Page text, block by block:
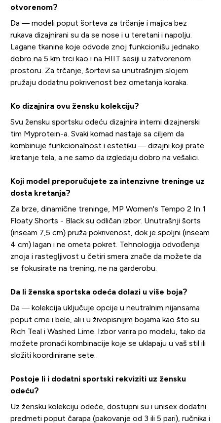
otvorenom?
Da — modeli poput šorteva za trčanje i majica bez
rukava dizajnirani su da se nose i u teretani i napolju.
Lagane tkanine koje odvode znoj funkcionišu jednako
dobro na 5 km trci kao i na HIIT sesiji u zatvorenom
prostoru. Za trčanje, šortevi sa unutrašnjim slojem
pružaju dodatnu pokrivenost bez ometanja koraka.
Ko dizajnira ovu žensku kolekciju?
Svu žensku sportsku odeću dizajnira interni dizajnerski
tim Myprotein-a. Svaki komad nastaje sa ciljem da
kombinuje funkcionalnost i estetiku — dizajni koji prate
kretanje tela, a ne samo da izgledaju dobro na vešalici.
Koji model preporučujete za intenzivne treninge uz
dosta kretanja?
Za brze, dinamične treninge, MP Women's Tempo 2 In 1
Floaty Shorts - Black su odličan izbor. Unutrašnji šorts
(inseam 7,5 cm) pruža pokrivenost, dok je spoljni (inseam
4 cm) lagan i ne ometa pokret. Tehnologija odvođenja
znoja i rastegljivost u četiri smera znače da možete da
se fokusirate na trening, ne na garderobu.
Da li ženska sportska odeća dolazi u više boja?
Da — kolekcija uključuje opcije u neutralnim nijansama
poput crne i bele, ali i u živopisnijim bojama kao što su
Rich Teal i Washed Lime. Izbor varira po modelu, tako da
možete pronaći kombinacije koje se uklapaju u vaš stil ili
složiti koordinirane sete.
Postoje li i dodatni sportski rekviziti uz žensku
odeću?
Uz žensku kolekciju odeće, dostupni su i unisex dodatni
predmeti poput čarapa (pakovanje od 3 ili 5 pari), ručnika i